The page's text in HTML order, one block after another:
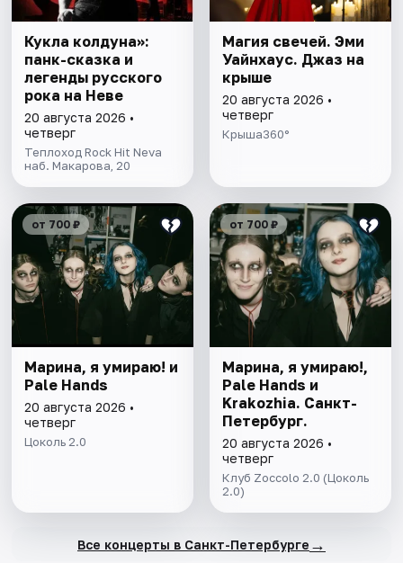
Кукла колдуна»:
панк-сказка и
легенды русского
рока на Неве
20 августа 2026 •
четверг
Теплоход Rock Hit Neva
наб. Макарова, 20
Магия свечей. Эми
Уайнхаус. Джаз на
крыше
20 августа 2026 •
четверг
Крыша360°
от 700 ₽
Марина, я умираю! и
Pale Hands
20 августа 2026 •
четверг
Цоколь 2.0
от 700 ₽
Марина, я умираю!,
Pale Hands и
Krakozhia. Санкт-
Петербург.
20 августа 2026 •
четверг
Клуб Zoccolo 2.0 (Цоколь
2.0)
Все концерты в Санкт-Петербурге →